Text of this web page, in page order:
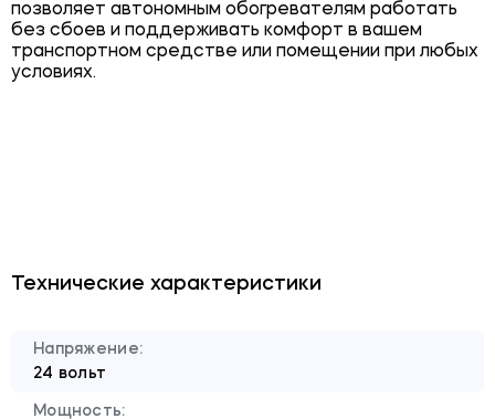
позволяет автономным обогревателям работать
без сбоев и поддерживать комфорт в вашем
транспортном средстве или помещении при любых
условиях.
Технические характеристики
Напряжение:
24 вольт
Мощность: